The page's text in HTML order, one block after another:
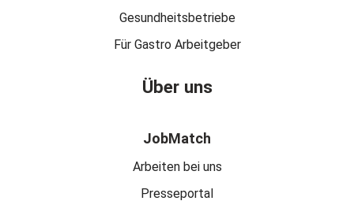
Gesundheitsbetriebe
Für Gastro Arbeitgeber
Über uns
JobMatch
Arbeiten bei uns
Presseportal